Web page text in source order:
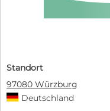
Standort
97080 Würzburg
Deutschland